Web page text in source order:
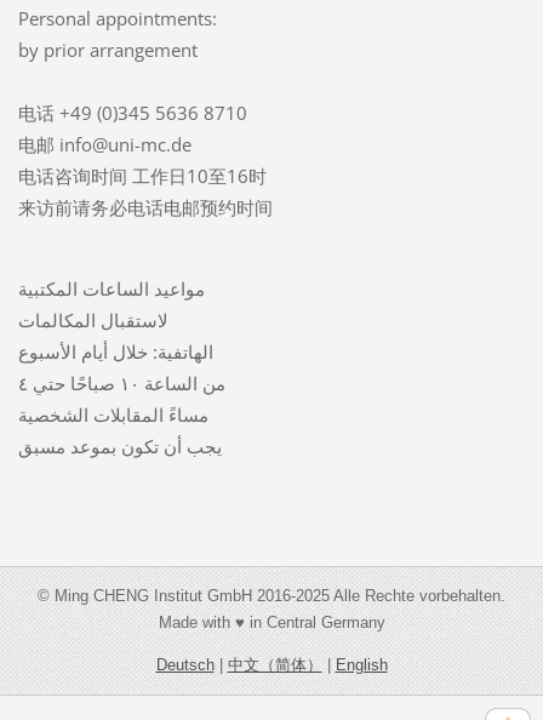
Personal appointments:
by prior arrangement
电话 +49 (0)345 5636 8710
电邮 info@uni-mc.de
电话咨询时间 工作日10至16时
来访前请务必电话电邮预约时间
مواعيد الساعات المكتبية
لاستقبال المكالمات
الهاتفية: خلال أيام الأسبوع
من الساعة ١٠ صباحًا حتي ٤
مساءً المقابلات الشخصية
يجب أن تكون بموعد مسبق
© Ming CHENG Institut GmbH 2016-2025 Alle Rechte vorbehalten.
Made with ♥ in Central Germany
Deutsch|中文（简体）|English